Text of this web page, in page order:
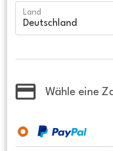
Land
Wähle eine